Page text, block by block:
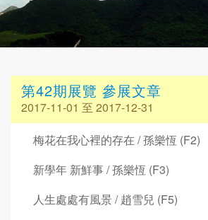
第42期展覽 參展文章
2017-11-01 至 2017-12-31
梅花在我心裡的存在 / 孫樂恆 (F2)
新學年 新鮮事 / 孫樂恆 (F3)
人生處處有風景 / 趙雪兒 (F5)